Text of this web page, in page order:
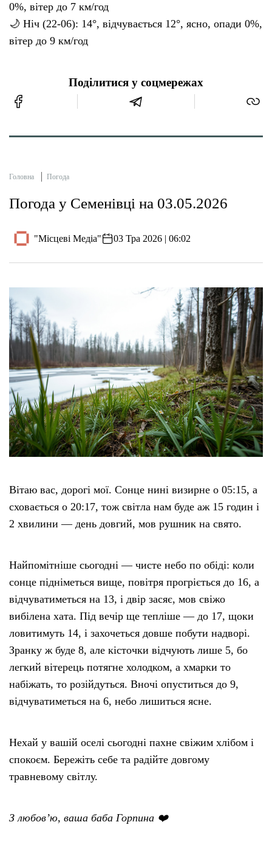
0%, вітер до 7 км/год
🌙 Ніч (22-06): 14°, відчувається 12°, ясно, опади 0%,
вітер до 9 км/год
Поділитися у соцмережах
Головна Погода
Погода у Семенівці на 03.05.2026
"Місцеві Медіа" 03 Тра 2026 | 06:02
Вітаю вас, дорогі мої. Сонце нині визирне о 05:15, а
сховається о 20:17, тож світла нам буде аж 15 годин і
2 хвилини — день довгий, мов рушник на свято.
Найпомітніше сьогодні — чисте небо по обіді: коли
сонце підніметься вище, повітря прогріється до 16, а
відчуватиметься на 13, і двір засяє, мов свіжо
вибілена хата. Під вечір ще тепліше — до 17, щоки
ловитимуть 14, і захочеться довше побути надворі.
Зранку ж буде 8, але кісточки відчують лише 5, бо
легкий вітерець потягне холодком, а хмарки то
набіжать, то розійдуться. Вночі опуститься до 9,
відчуватиметься на 6, небо лишиться ясне.
Нехай у вашій оселі сьогодні пахне свіжим хлібом і
спокоєм. Бережіть себе та радійте довгому
травневому світлу.
З любов’ю, ваша баба Горпина ❤️